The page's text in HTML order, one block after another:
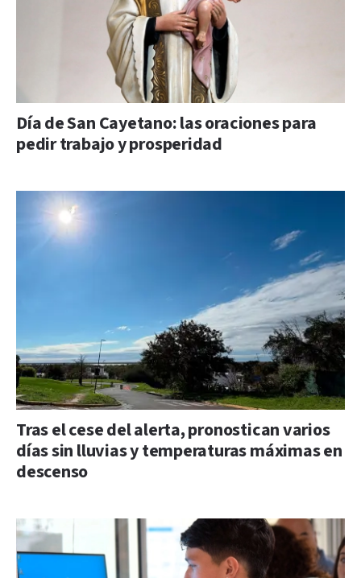
Día de San Cayetano: las oraciones para
pedir trabajo y prosperidad
Tras el cese del alerta, pronostican varios
días sin lluvias y temperaturas máximas en
descenso